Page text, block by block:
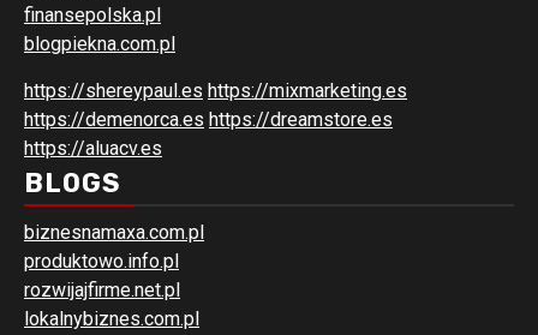
finansepolska.pl
blogpiekna.com.pl
https://shereypaul.es https://mixmarketing.es
https://demenorca.es https://dreamstore.es
https://aluacv.es
BLOGS
biznesnamaxa.com.pl
produktowo.info.pl
rozwijajfirme.net.pl
lokalnybiznes.com.pl